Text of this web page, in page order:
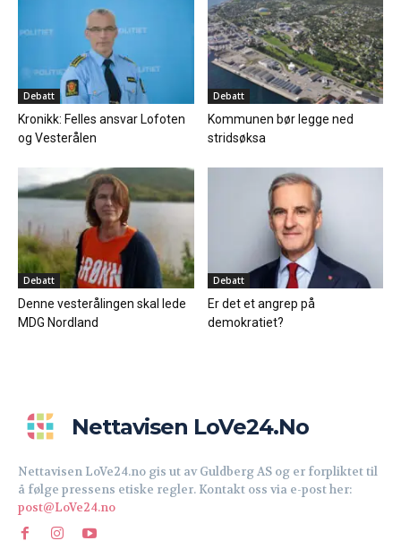
Debatt
Kronikk: Felles ansvar Lofoten
og Vesterålen
Debatt
Kommunen bør legge ned
stridsøksa
Debatt
Denne vesterålingen skal lede
MDG Nordland
Debatt
Er det et angrep på
demokratiet?
Nettavisen LoVe24.no
Nettavisen LoVe24.no gis ut av Guldberg AS og er forpliktet til
å følge pressens etiske regler. Kontakt oss via e-post her:
post@LoVe24.no